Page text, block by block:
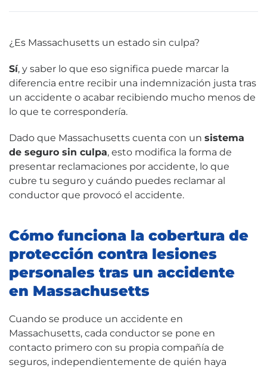
¿Es Massachusetts un estado sin culpa?
Sí, y saber lo que eso significa puede marcar la
diferencia entre recibir una indemnización justa tras
un accidente o acabar recibiendo mucho menos de
lo que te correspondería.
Dado que Massachusetts cuenta con un sistema
de seguro sin culpa, esto modifica la forma de
presentar reclamaciones por accidente, lo que
cubre tu seguro y cuándo puedes reclamar al
conductor que provocó el accidente.
Cómo funciona la cobertura de
protección contra lesiones
personales tras un accidente
en Massachusetts
Cuando se produce un accidente en
Massachusetts, cada conductor se pone en
contacto primero con su propia compañía de
seguros, independientemente de quién haya